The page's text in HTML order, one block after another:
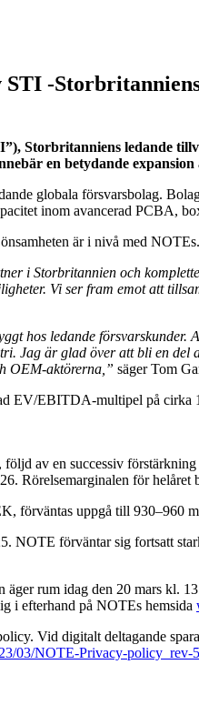
-
Storbritanniens ledande
en betydande expansion
globala försvarsbolag.
inom avancerad PCBA,
är i nivå med
i Storbritannien och
Vi ser fram emot att
hos ledande
Jag är glad över att bli en
OEM‑aktörerna,” säger Tom
EV/EBITDA-multipel på
av en successiv
Rörelsemarginalen för helåret
förväntas uppgå till 930–960
NOTE förväntar sig fortsatt
rum idag den 20 mars kl.
i efterhand på NOTEs hemsida
Vid digitalt deltagande
03/NOTE-Privacy-policy_rev-